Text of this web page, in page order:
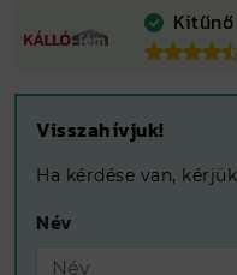
Visszahívjuk!
Ha kérdése van,
Név